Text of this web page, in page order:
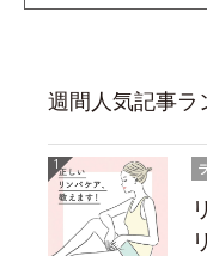
週間人気記事ラ